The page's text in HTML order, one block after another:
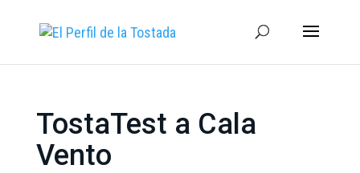
TostaTest a Cala
Vento